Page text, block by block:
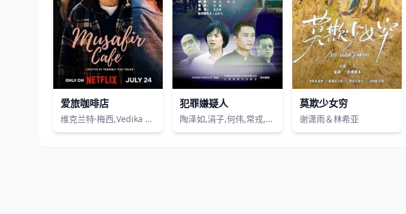
爱旅咖啡店
维克兰特·梅西,Vedika Pinto,玛希玛·马奎纳,阿迪勒·侯赛因,洛芙琳·米什拉,Anubha Fatehpuria,拉杰夫·悉达多,萨迪亚·锡迪基
犯罪嫌疑人
陶泽如,涓子,何伟,常戎,赵三强,高瑜
莫欺少女穷
谢潇雨＆林希亚